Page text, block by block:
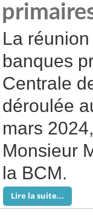
La
banques
Centrale
déroulée
mars
Monsieur
la BCM.
Lire la suite...